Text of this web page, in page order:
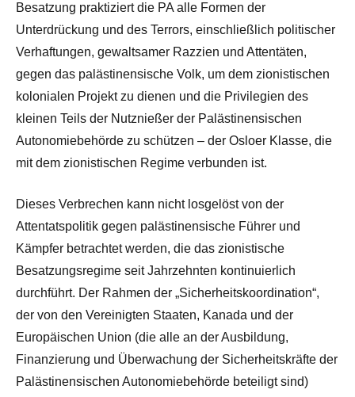
Besatzung praktiziert die PA alle Formen der
Unterdrückung und des Terrors, einschließlich politischer
Verhaftungen, gewaltsamer Razzien und Attentäten,
gegen das palästinensische Volk, um dem zionistischen
kolonialen Projekt zu dienen und die Privilegien des
kleinen Teils der Nutznießer der Palästinensischen
Autonomiebehörde zu schützen – der Osloer Klasse, die
mit dem zionistischen Regime verbunden ist.
Dieses Verbrechen kann nicht losgelöst von der
Attentatspolitik gegen palästinensische Führer und
Kämpfer betrachtet werden, die das zionistische
Besatzungsregime seit Jahrzehnten kontinuierlich
durchführt. Der Rahmen der „Sicherheitskoordination“,
der von den Vereinigten Staaten, Kanada und der
Europäischen Union (die alle an der Ausbildung,
Finanzierung und Überwachung der Sicherheitskräfte der
Palästinensischen Autonomiebehörde beteiligt sind)